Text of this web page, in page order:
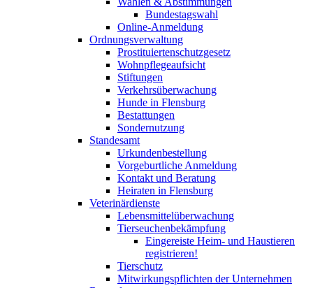
Bundestagswahl
Online-Anmeldung
Ordnungsverwaltung
Prostituiertenschutzgesetz
Wohnpflegeaufsicht
Stiftungen
Verkehrsüberwachung
Hunde in Flensburg
Bestattungen
Sondernutzung
Standesamt
Urkundenbestellung
Vorgeburtliche Anmeldung
Kontakt und Beratung
Heiraten in Flensburg
Veterinärdienste
Lebensmittelüberwachung
Tierseuchenbekämpfung
Eingereiste Heim- und Haustieren
registrieren!
Tierschutz
Mitwirkungspflichten der Unternehmen